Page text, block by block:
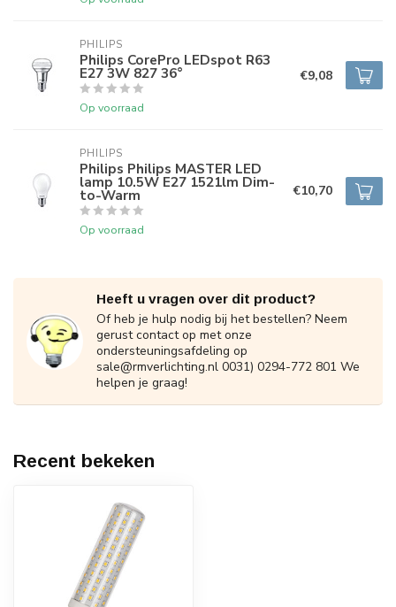
PHILIPS
Philips CorePro LEDspot R63
E27 3W 827 36°
Op voorraad
€9,08
PHILIPS
Philips Philips MASTER LED
lamp 10.5W E27 1521lm Dim-
to-Warm
Op voorraad
€10,70
Heeft u vragen over dit product?
Of heb je hulp nodig bij het bestellen? Neem
gerust contact op met onze
ondersteuningsafdeling op
sale@rmverlichting.nl 0031) 0294-772 801 We
helpen je graag!
Recent bekeken